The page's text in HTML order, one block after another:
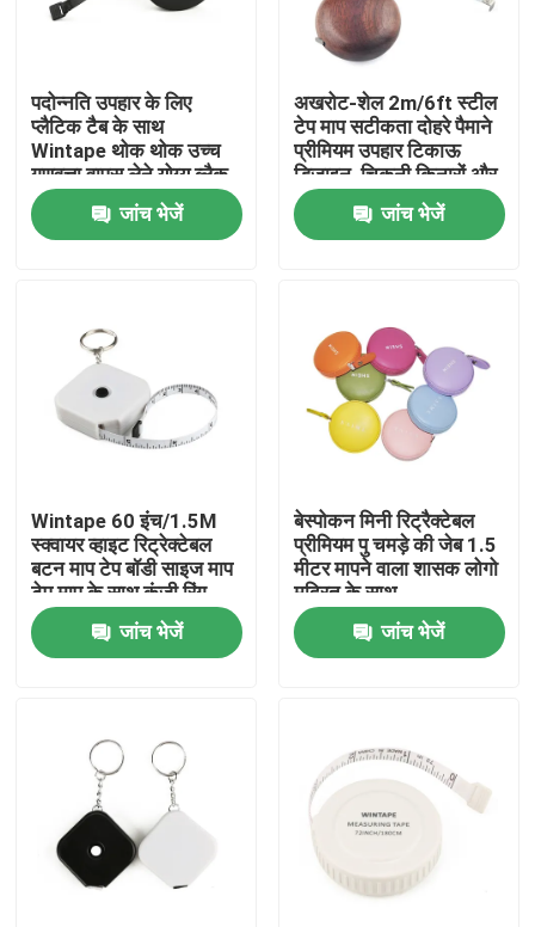
घर
हमारे बारे में
गुणवत्ता नियंत्रण
संपर्क करें
वस्त्र टेप उपाय
लेजर उपाय टेप
पदोन्नति उपहार के लिए
प्लैटिक टैब के साथ
Wintape थोक थोक उच्च
गुणवत्ता वापस लेने योग्य ब्लैक
बॉडी टेप मापने के उपकरण
जांच भेजें
अखरोट-शेल 2m/6ft स्टील
टेप माप सटीकता दोहरे पैमाने
प्रीमियम उपहार टिकाऊ
डिजाइन, चिकनी किनारों और
सटीक माप के लिए 6 मिमी
चौड़े ब्लेड के साथजांच भेजें
Wintape 60 इंच/1.5M
स्क्वायर व्हाइट रिट्रेक्टेबल
बटन माप टेप बॉडी साइज माप
टेप माप के साथ कुंजी रिंग
डिजाइन
जांच भेजें
बेस्पोकन मिनी रिट्रैक्टेबल
प्रीमियम पु चमड़े की जेब 1.5
मीटर मापने वाला शासक लोगो
मुद्रित के साथ
जांच भेजें